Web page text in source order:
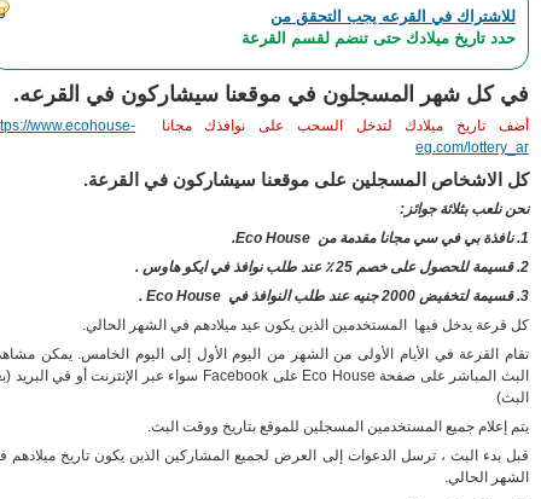
للاشتراك في القرعه يجب التحقق من
حدد تاريخ ميلادك حتى تنضم لقسم القرعة
كل شهر المسجلون في موقعنا سيشاركون في القرعه.
تاريخ ميلادك لتدخل السحب على نوافذك مجانا
https://www.ecohouse-
eg.com/
الاشخاص المسجلين على موقعنا سيشاركون في القرعة.
نلعب بثلاثة جوائز:
قرعة يدخل فيها المستخدمين الذين يكون عيد ميلادهم في الشهر الحالي.
القرعة في الأيام الأولى من الشهر من اليوم الأول إلى اليوم الخامس. يمكن مشاهدة
البث المباشر على صفحة Eco House على Facebook سواء عبر الإنترنت أو في البريد (بعد
إعلام جميع المستخدمين المسجلين للموقع بتاريخ ووقت البث.
بدء البث ، ترسل الدعوات إلى العرض لجميع المشاركين الذين يكون تاريخ ميلادهم في
الحالي.